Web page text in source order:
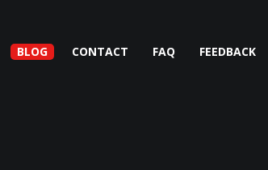
BLOG CONTACT FAQ FEEDBACK